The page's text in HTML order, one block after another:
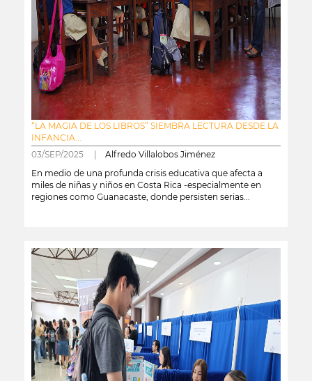
“LA MAGIA DE LOS LIBROS” SIEMBRA LECTURA DESDE LA
INFANCIA...
03/SEP/2025 | Alfredo Villalobos Jiménez
En medio de una profunda crisis educativa que afecta a
miles de niñas y niños en Costa Rica -especialmente en
regiones como Guanacaste, donde persisten serias...